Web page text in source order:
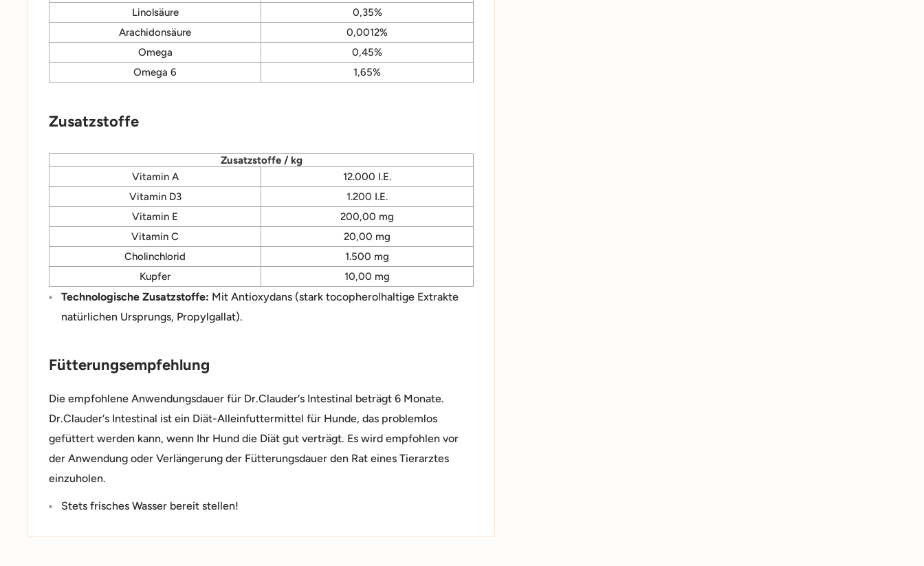
Linolsäure
0,35%
Arachidonsäure
0,0012%
Omega
0,45%
Omega 6
1,65%
Zusatzstoffe
Zusatzstoffe / kg
Vitamin A
12.000 I.E.
Vitamin D3
1.200 I.E.
Vitamin E
200,00 mg
Vitamin C
20,00 mg
Cholinchlorid
1.500 mg
Kupfer
10,00 mg
Technologische Zusatzstoffe: Mit Antioxydans (stark tocopherolhaltige Extrakte
natürlichen Ursprungs, Propylgallat).
Fütterungsempfehlung
Die empfohlene Anwendungsdauer für Dr.Clauder‘s Intestinal beträgt 6 Monate.
Dr.Clauder‘s Intestinal ist ein Diät-Alleinfuttermittel für Hunde, das problemlos
gefüttert werden kann, wenn Ihr Hund die Diät gut verträgt. Es wird empfohlen vor
der Anwendung oder Verlängerung der Fütterungsdauer den Rat eines Tierarztes
einzuholen.
Stets frisches Wasser bereit stellen!